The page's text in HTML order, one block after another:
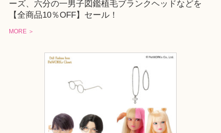
ーズ、六分の一男子図鑑植毛ブランクヘッドなどを
【全商品10％OFF】セール！
MORE ＞